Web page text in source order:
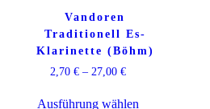
Vandoren
Traditionell Es-
Klarinette (Böhm)
2,70 €– 27,00 €
Ausführung wählen